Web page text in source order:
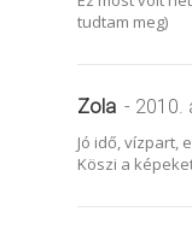
tudtam meg)
Zola - 2010.
Jó idő, vízpart,
Köszi a